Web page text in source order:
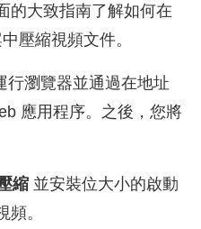
的大致指南了解如何在
壓縮視頻文件。
行瀏覽器並通過在地址
應用程序。之後，您將
縮 並安裝位大小的啟動
。